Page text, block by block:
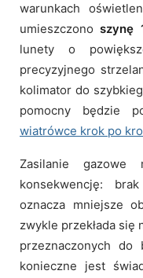
warunkach
umieszczonoszynę
lunety o
precyzyjnego
kolimator do
pomocny będzie
wiatrówce krok po
Zasilanie gazowe
konsekwencję:
oznacza mniejsze
zwykle przekłada się
przeznaczonych do
konieczne jest